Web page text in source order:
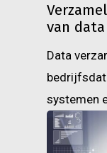
van data
Data
systemen